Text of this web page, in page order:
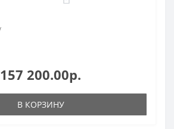
157 200.00р.
В КОРЗИНУ